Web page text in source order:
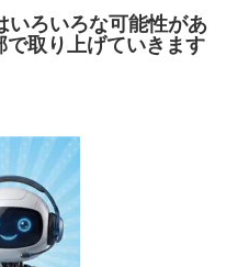
いろいろな可能性があ
で取り上げていきます